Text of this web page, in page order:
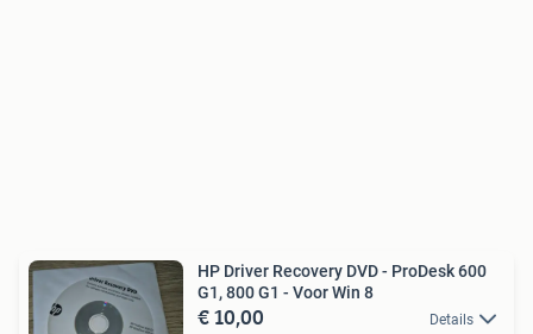
HP Driver Recovery DVD - ProDesk 600
G1, 800 G1 - Voor Win 8
€ 10,00 Details